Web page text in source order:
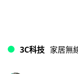
3C科技 家居無